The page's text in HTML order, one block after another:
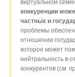
виртуальном
конкуренции
частных и
проблемы
отношении
которое может
нейтральность в
конкурентов (см.